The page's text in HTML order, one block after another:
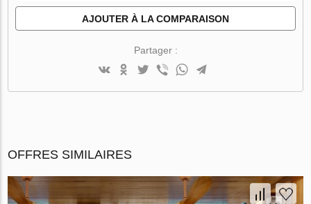
AJOUTER À LA COMPARAISON
Partager :
OFFRES SIMILAIRES